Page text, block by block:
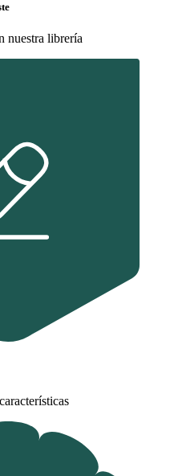
nuestra librería